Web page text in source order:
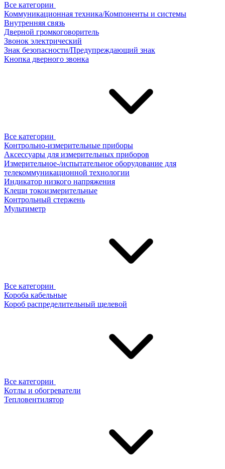
Все категории
Коммуникационная техника/Компоненты и системы
Внутренняя связь
Дверной громкоговоритель
Звонок электрический
Знак безопасности/Предупреждающий знак
Кнопка дверного звонка
Все категории
Контрольно-измерительные приборы
Аксессуары для измерительных приборов
Измерительное-/испытательное оборудование для
телекоммуникационной технологии
Индикатор низкого напряжения
Клещи токоизмерительные
Контрольный стержень
Мультиметр
Все категории
Короба кабельные
Короб распределительный щелевой
Все категории
Котлы и обогреватели
Тепловентилятор